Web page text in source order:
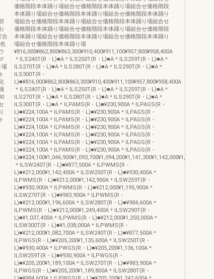
合
場
価格階段本体踊り場組合せ価格階段本体踊り場組合せ価格階段
本体踊り場組合せ価格階段本体踊り場組合せ価格階段本体踊り
場組合せ価格階段本体踊り場組合せ価格階段本体踊り場組合せ
価格階段本体踊り場組合せ価格階段本体踊り場組合せ価格階段
本体踊り場組合せ価格階段本体踊り場組合せ価格階段本体踊り
場組合せ価格階段本体踊り場
¥816,000¥862,800¥863,300¥910,400¥911,100¥957,800¥958,400A
＊ILS240T(R・L)■A＊ILS250T(R・L)■A＊ILS259T(R・L)■A＊
ILS270T(R・L)■A＊ILS280T(R・L)■A＊ILS290T(R・L)■A＊
ILS300T(R・
L)■¥816,000¥862,800¥863,300¥910,400¥911,100¥957,800¥958,400A
＊ILS240T(R・L)■A＊ILS250T(R・L)■A＊ILS259T(R・L)■A＊
ILS270T(R・L)■A＊ILS280T(R・L)■A＊ILS290T(R・L)■A＊
ILS300T(R・L)■A＊ILPAMS(R・L)■¥230,900A＊ILPAGS(R・
L)■¥224,100A＊ILPAMS(R・L)■¥230,900A＊ILPAGS(R・
L)■¥224,100A＊ILPAMS(R・L)■¥230,900A＊ILPAGS(R・
L)■¥224,100A＊ILPAMS(R・L)■¥230,900A＊ILPAGS(R・
L)■¥224,100A＊ILPAMS(R・L)■¥230,900A＊ILPAGS(R・
L)■¥224,100A＊ILPAMS(R・L)■¥230,900A＊ILPAGS(R・
L)■¥224,100A＊ILPAMS(R・L)■¥230,900A＊ILPAGS(R・
＊ILSW240T(R・L)■¥877,500A＊ILPWMS(R・
L)■¥212,000¥1,142,400A＊ILSW250T(R・L)■¥930,400A＊
ILPWMS(R・L)■¥212,000¥1,142,900A＊ILSW259T(R・
L)■¥930,900A＊ILPWMS(R・L)■¥212,000¥1,195,900A＊
ILSW270T(R・L)■¥983,900A＊ILPWMS(R・
L)■¥212,000¥1,196,600A＊ILSW280T(R・L)■¥984,600A＊
ILPWMS(R・L)■¥212,000¥1,249,400A＊ILSW290T(R・
L)■¥1,037,400A＊ILPWMS(R・L)■¥212,000¥1,250,000A＊
ILSW300T(R・L)■¥1,038,000A＊ILPWMS(R・
L)■¥212,000¥1,082,700A＊ILSW240T(R・L)■¥877,500A＊
ILPWGS(R・L)■¥205,200¥1,135,600A＊ILSW250T(R・
L)■¥930,400A＊ILPWGS(R・L)■¥205,200¥1,136,100A＊
ILSW259T(R・L)■¥930,900A＊ILPWGS(R・
L)■¥205,200¥1,189,100A＊ILSW270T(R・L)■¥983,900A＊
ILPWGS(R・L)■¥205,200¥1,189,800A＊ILSW280T(R・